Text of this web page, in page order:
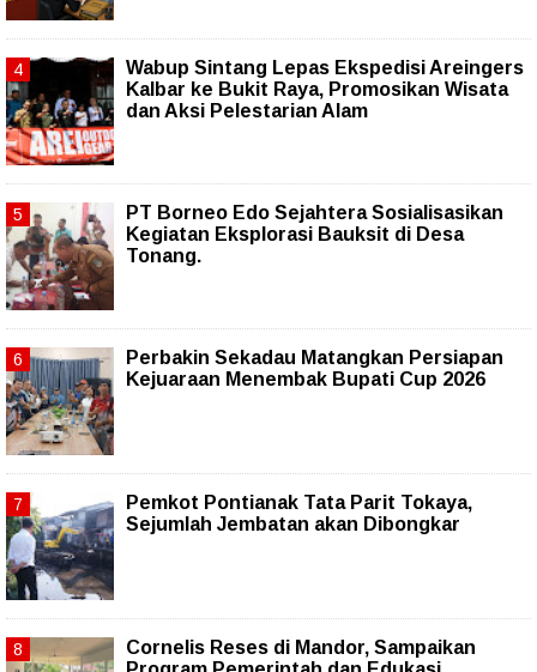
Wabup Sintang Lepas Ekspedisi Areingers
Kalbar ke Bukit Raya, Promosikan Wisata
dan Aksi Pelestarian Alam
PT Borneo Edo Sejahtera Sosialisasikan
Kegiatan Eksplorasi Bauksit di Desa
Tonang.
Perbakin Sekadau Matangkan Persiapan
Kejuaraan Menembak Bupati Cup 2026
Pemkot Pontianak Tata Parit Tokaya,
Sejumlah Jembatan akan Dibongkar
Cornelis Reses di Mandor, Sampaikan